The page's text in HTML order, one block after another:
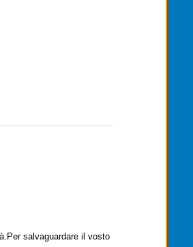
salvaguardare il vosto